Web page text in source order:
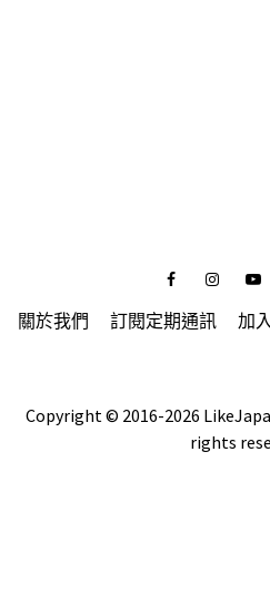
FacebookInstagram
關於我們 訂閱定期通訊 加
Copyright © 2016-2026
rights